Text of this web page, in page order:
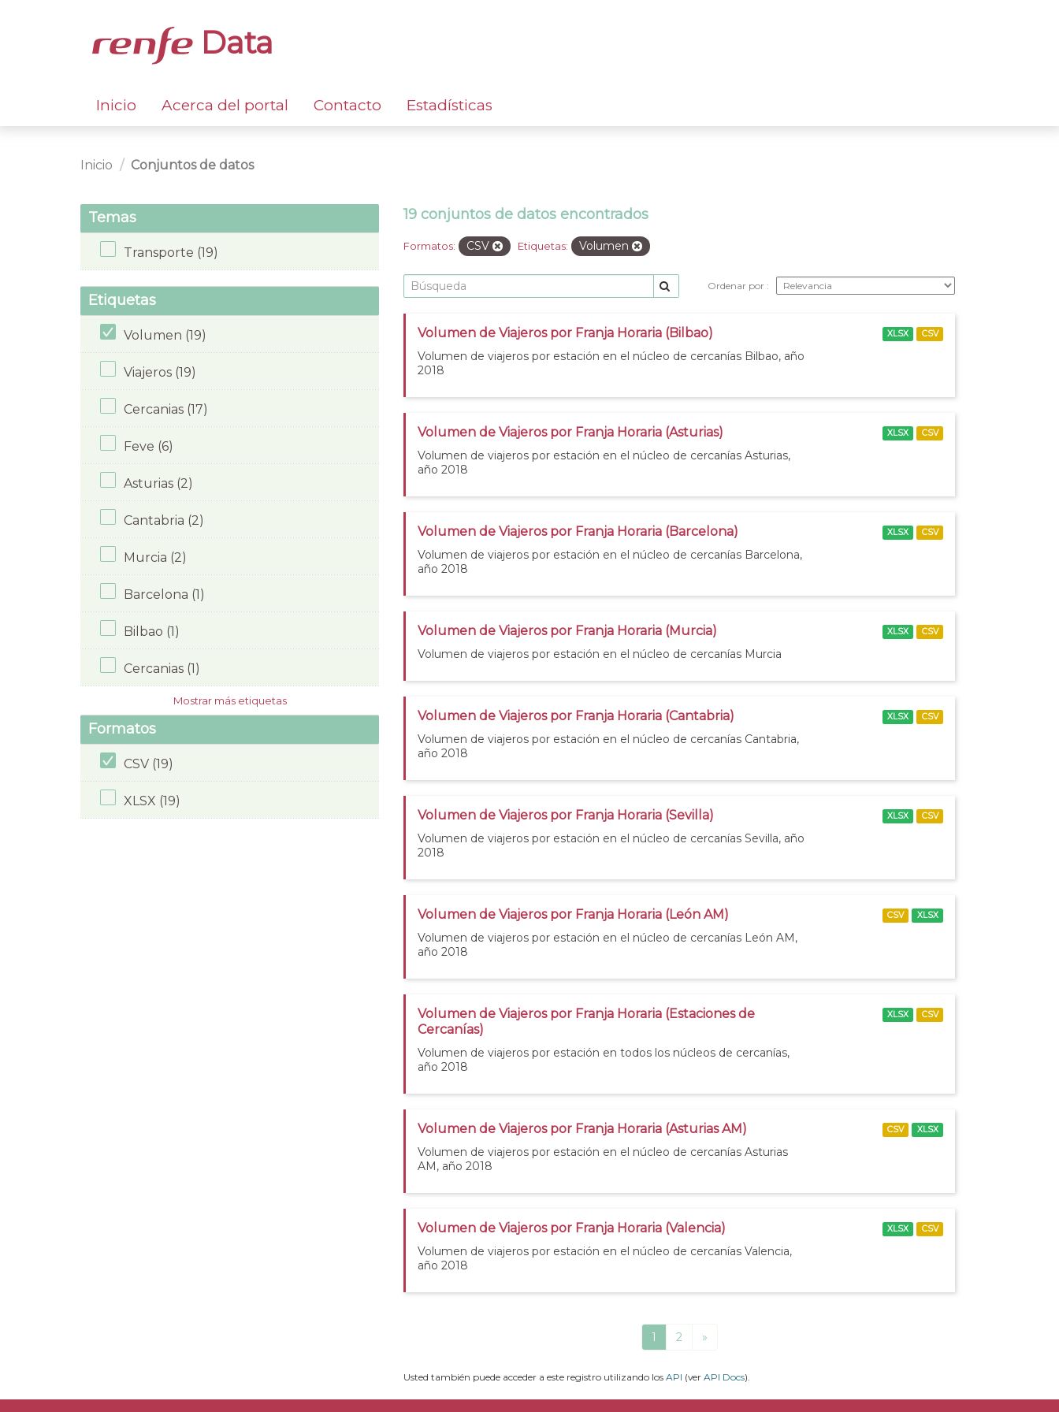
Data
Inicio Acerca del portal Contacto Estadísticas
Inicio Conjuntos de datos
Temas
Transporte (19)
Etiquetas
Volumen (19)
Viajeros (19)
Cercanias (17)
Feve (6)
Asturias (2)
Cantabria (2)
Murcia (2)
Barcelona (1)
Bilbao (1)
Cercanias (1)
Mostrar más etiquetas
Formatos
CSV (19)
XLSX (19)
19 conjuntos de datos encontrados
Formatos: CSV Etiquetas: Volumen
Ordenar por
Volumen de Viajeros por Franja Horaria (Bilbao)
Volumen de viajeros por estación en el núcleo de cercanías Bilbao, año
2018
XLSX CSV
Volumen de Viajeros por Franja Horaria (Asturias)
Volumen de viajeros por estación en el núcleo de cercanías Asturias,
año 2018
XLSX CSV
Volumen de Viajeros por Franja Horaria (Barcelona)
Volumen de viajeros por estación en el núcleo de cercanías Barcelona,
año 2018
XLSX CSV
Volumen de Viajeros por Franja Horaria (Murcia)
Volumen de viajeros por estación en el núcleo de cercanías Murcia
XLSX CSV
Volumen de Viajeros por Franja Horaria (Cantabria)
Volumen de viajeros por estación en el núcleo de cercanías Cantabria,
año 2018
XLSX CSV
Volumen de Viajeros por Franja Horaria (Sevilla)
Volumen de viajeros por estación en el núcleo de cercanías Sevilla, año
2018
XLSX CSV
Volumen de Viajeros por Franja Horaria (León AM)
Volumen de viajeros por estación en el núcleo de cercanías León AM,
año 2018
CSV XLSX
Volumen de Viajeros por Franja Horaria (Estaciones de
Cercanías)
Volumen de viajeros por estación en todos los núcleos de cercanías,
año 2018
XLSX CSV
Volumen de Viajeros por Franja Horaria (Asturias AM)
Volumen de viajeros por estación en el núcleo de cercanías Asturias
AM, año 2018
CSV XLSX
Volumen de Viajeros por Franja Horaria (Valencia)
Volumen de viajeros por estación en el núcleo de cercanías Valencia,
año 2018
XLSX CSV
1 2 »
Usted también puede acceder a este registro utilizando los API (ver API Docs).